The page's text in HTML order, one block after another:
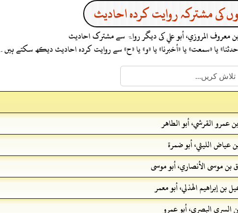
کی مشترکہ روایت کردہ احادیث
معروف المروزي، أبو عليکی دیگر رواۃ سے مشترک احادیث
یا «سمعت» یا «أخبرنا» یا «و» یا «ح» سے روایت کردہ احادیث دیکھ سکتے ہیں۔
عمرو القرشي، أبو الطاهر
عياض الليثي، أبو ضمرة
بن موسى الأنصاري، أبو موسى
بن إبراهيم الهذلي، أبو معمر
السري البصري، أبو عمرو